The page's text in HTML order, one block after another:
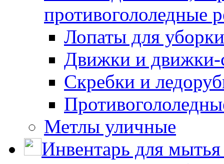
противогололедные
Лопаты для
Движки и движки-
Скребки и
Метлы уличные
Инвентарь для мытья